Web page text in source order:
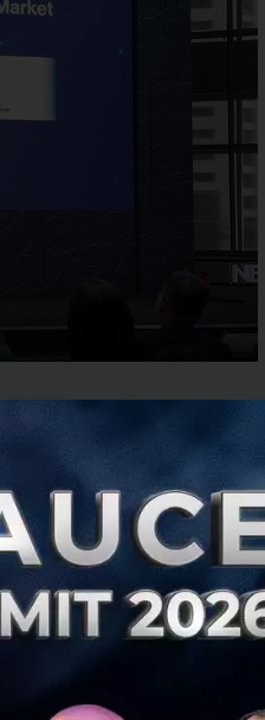
ว่า ทางตลาดหลักทรัพย์ฯ มี
ช่วยสร้างความรู้ความ
ลาดทุน
ศด้านชีววิทยาศาสตร์
มีบทบาทสำคัญอย่างยิ่งในการ
ตกรรม และส่งผลกระทบต่อ